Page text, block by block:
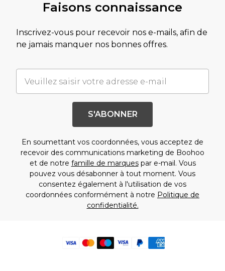
Faisons connaissance
Inscrivez-vous pour recevoir nos e-mails, afin de
ne jamais manquer nos bonnes offres.
S'ABONNER
En soumettant vos coordonnées, vous acceptez de
recevoir des communications marketing de Boohoo
et de notre famille de marquespar e-mail. Vous
pouvez vous désabonner à tout moment. Vous
consentez également à l'utilisation de vos
coordonnées conformément à notre Politique de
confidentialité.